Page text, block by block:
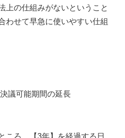
上の仕組みがないということ
わせて早急に使いやすい仕組
議可能期間の延長